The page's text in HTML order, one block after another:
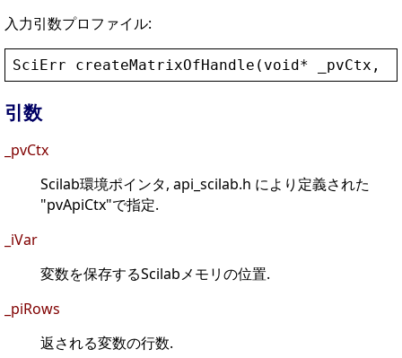
入力引数プロファイル:
SciErr createMatrixOfHandle ( void* _pvCtx ,
引数
_pvCtx
Scilab環境ポインタ, api_scilab.h により定義された
"pvApiCtx"で指定.
_iVar
変数を保存するScilabメモリの位置.
_piRows
返される変数の行数.